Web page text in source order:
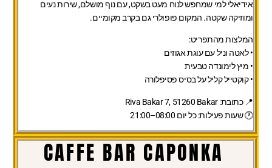
אידיאלי למי שמחפש לנוח מעט בשקט, עם נוף מושלם, שירות נעים
ומוזיקה שקטה. המקום פופולרי גם בקרב מקומיים.
המלצות מהתפריט:
• לאטה וניל עם עוגת אגוזים
• מיץ לימונדה טבעית
• קוקטייל קליל על בסיס פסיפלורה
📍 כתובת:Riva Bakar 7, 51260 Bakar
🕐 שעות פעילות:כל יום 08:00–21:00
CAFFE BAR CAPONKA